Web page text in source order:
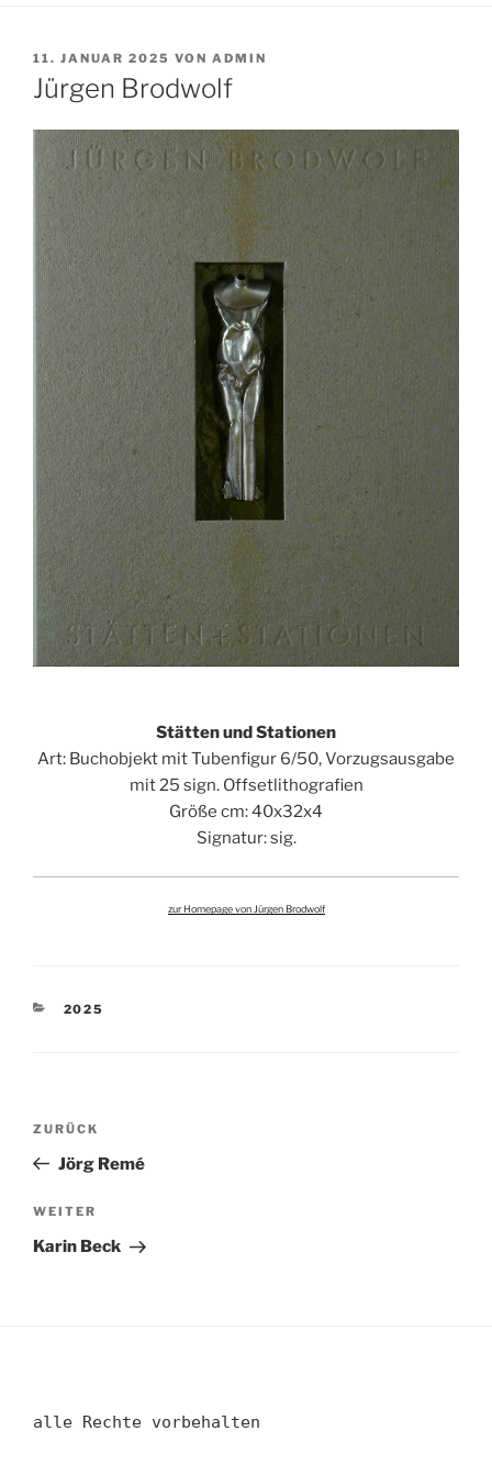
VERÖFFENTLICHT
AM
11. JANUAR 2025 VON ADMIN
Jürgen Brodwolf
Stätten und Stationen
Art: Buchobjekt mit Tubenfigur 6/50, Vorzugsausgabe
mit 25 sign. Offsetlithografien
Größe cm: 40x32x4
Signatur: sig.
zur Homepage von Jürgen Brodwolf
KATEGORIEN
2025
Beitragsnavigation
Vorheriger
Beitrag
ZURÜCK
Jörg Remé
Nächster
Beitrag
WEITER
Karin Beck
alle Rechte vorbehalten